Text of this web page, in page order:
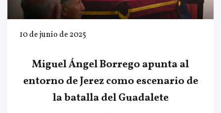
10 de junio de 2025
Miguel Ángel Borrego apunta al
entorno de Jerez como escenario de
la batalla del Guadalete